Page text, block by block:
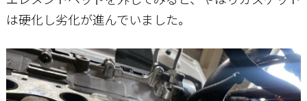
は硬化し劣化が進んでいました。